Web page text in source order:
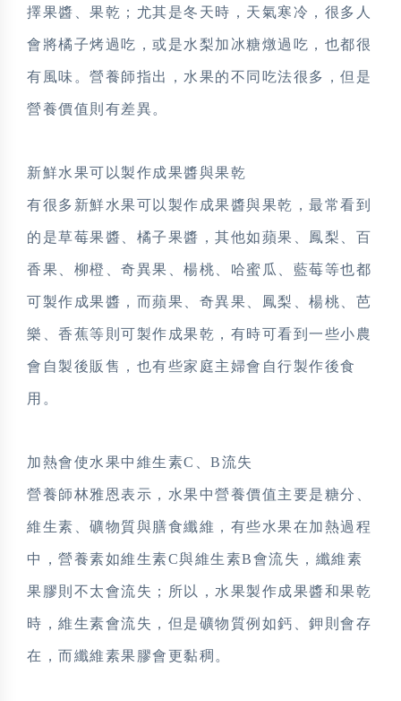
擇果醬、果乾；尤其是冬天時，天氣寒冷，很多人
會將橘子烤過吃，或是水梨加冰糖燉過吃，也都很
有風味。營養師指出，水果的不同吃法很多，但是
營養價值則有差異。
新鮮水果可以製作成果醬與果乾
有很多新鮮水果可以製作成果醬與果乾，最常看到
的是草莓果醬、橘子果醬，其他如蘋果、鳳梨、百
香果、柳橙、奇異果、楊桃、哈蜜瓜、藍莓等也都
可製作成果醬，而蘋果、奇異果、鳳梨、楊桃、芭
樂、香蕉等則可製作成果乾，有時可看到一些小農
會自製後販售，也有些家庭主婦會自行製作後食
用。
加熱會使水果中維生素C、B流失
營養師林雅恩表示，水果中營養價值主要是糖分、
維生素、礦物質與膳食纖維，有些水果在加熱過程
中，營養素如維生素C與維生素B會流失，纖維素
果膠則不太會流失；所以，水果製作成果醬和果乾
時，維生素會流失，但是礦物質例如鈣、鉀則會存
在，而纖維素果膠會更黏稠。